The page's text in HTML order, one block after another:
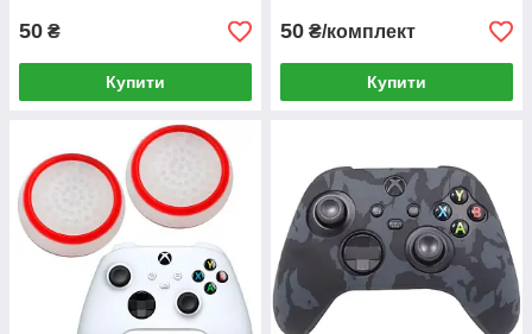
50 ₴
Купити
50 ₴/комплект
Купити